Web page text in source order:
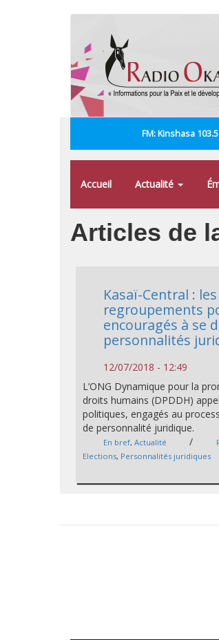
FM: Kinshasa
Accueil Actualité
Articles de
Kasaï-Central : les
regroupements
encouragés à se
personnalités
12/07/2018 - 12:49
L’ONG Dynamique pour la
droits humains (DPDDH)
politiques, engagés au
de personnalité juridique.
En bref,Actualité /
Elections, Personnalités juridiques